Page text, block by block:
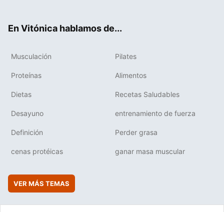
En Vitónica hablamos de...
Musculación Pilates
Proteínas Alimentos
Dietas Recetas Saludables
Desayuno entrenamiento de fuerza
Definición Perder grasa
cenas protéicas ganar masa muscular
VER MÁS TEMAS